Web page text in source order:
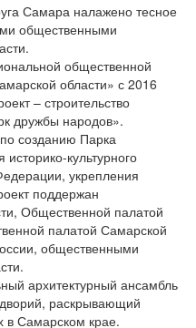
Самара налажено тесное
общественными
общественной
области» с 2016
– строительство
дружбы народов».
созданию Парка
культурного
укрепления
поддержан
Общественной палатой
палатой Самарской
общественными
архитектурный ансамбль
раскрывающий
в Самарском крае.